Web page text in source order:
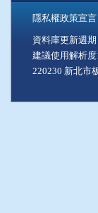
隱私權政策宣言
資料庫更新週
建議使用解析
220230 新北市